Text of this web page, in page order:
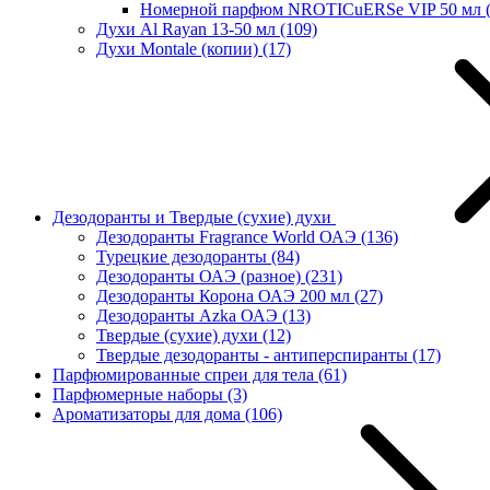
Номерной парфюм NROTICuERSe VIP 50 мл
Духи Al Rayan 13-50 мл (109)
Духи Montale (копии) (17)
Дезодоранты и Твердые (сухие) духи
Дезодоранты Fragrance World ОАЭ (136)
Турецкие дезодоранты (84)
Дезодоранты ОАЭ (разное) (231)
Дезодоранты Корона ОАЭ 200 мл (27)
Дезодоранты Azka ОАЭ (13)
Твердые (сухие) духи (12)
Твердые дезодоранты - антиперспиранты (17)
Парфюмированные спреи для тела (61)
Парфюмерные наборы (3)
Ароматизаторы для дома (106)